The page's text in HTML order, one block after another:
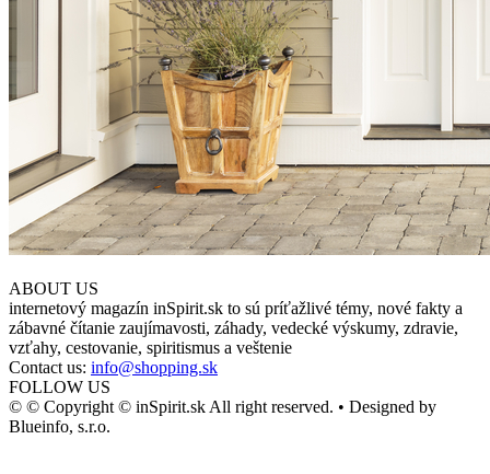
ABOUT US
internetový magazín inSpirit.sk to sú príťažlivé témy, nové fakty a
zábavné čítanie zaujímavosti, záhady, vedecké výskumy, zdravie,
vzťahy, cestovanie, spiritismus a veštenie
Contact us: info@shopping.sk
FOLLOW US
© © Copyright © inSpirit.sk All right reserved. • Designed by
Blueinfo, s.r.o.